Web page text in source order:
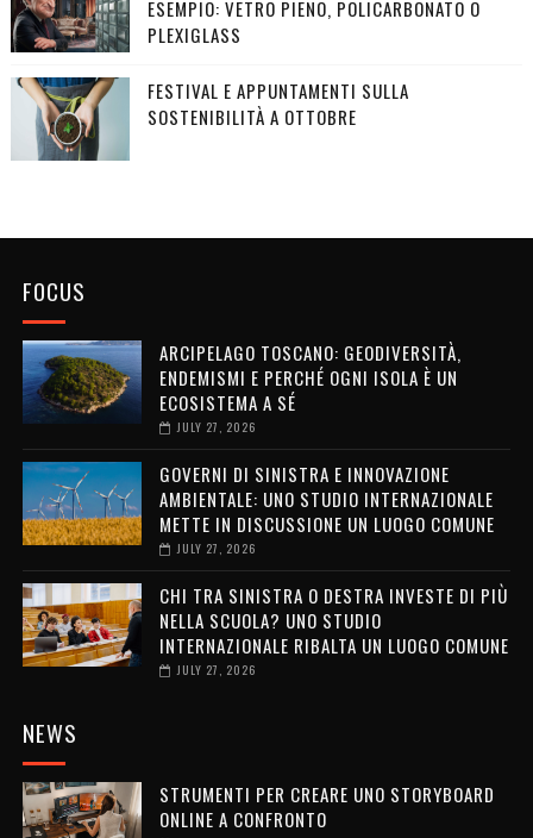
ESEMPIO: VETRO PIENO, POLICARBONATO O
PLEXIGLASS
FESTIVAL E APPUNTAMENTI SULLA
SOSTENIBILITÀ A OTTOBRE
FOCUS
ARCIPELAGO TOSCANO: GEODIVERSITÀ,
ENDEMISMI E PERCHÉ OGNI ISOLA È UN
ECOSISTEMA A SÉ
JULY 27, 2026
GOVERNI DI SINISTRA E INNOVAZIONE
AMBIENTALE: UNO STUDIO INTERNAZIONALE
METTE IN DISCUSSIONE UN LUOGO COMUNE
JULY 27, 2026
CHI TRA SINISTRA O DESTRA INVESTE DI PIÙ
NELLA SCUOLA? UNO STUDIO
INTERNAZIONALE RIBALTA UN LUOGO COMUNE
JULY 27, 2026
NEWS
STRUMENTI PER CREARE UNO STORYBOARD
ONLINE A CONFRONTO